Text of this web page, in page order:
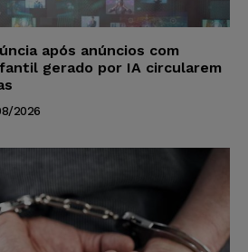
após anúncios com
gerado por IA circularem
2026